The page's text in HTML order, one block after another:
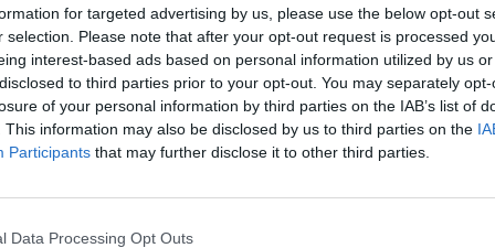
for targeted advertising by us, please use the below opt-out
selection. Please note that after your opt-out request is processed
interest-based ads based on personal information utilized by us
to third parties prior to your opt-out. You may separately
of your personal information by third parties on the IAB’s list of
This information may also be disclosed by us to third parties on the
Participants that may further disclose it to other third parties.
Data Processing Opt Outs
los donativos a colegios concertados, pero
puntuales”desde hace tiempo y en varios
aseguran que no son deducibles en el
realizados a fundaciones de los
se produce al detectar una contraprestación